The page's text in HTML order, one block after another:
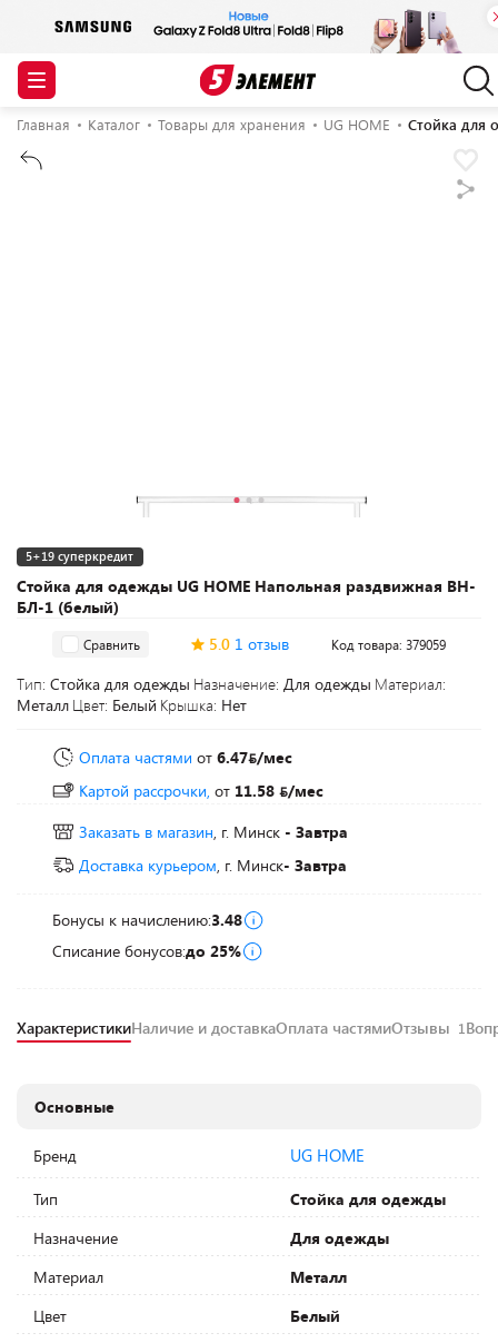
Главная Каталог Товары для хранения UG HOME Стойка для
Стойка для одежды UG HOME Напольная раздвижная ВН-
БЛ-1 (белый)
5+19 суперкредит
Сравнить 5.0 1 отзыв Код товара: 379059
Тип: Стойка для одежды Назначение: Для одежды Материал:
Металл Цвет: Белый Крышка: Нет
Оплата частями от 6.47 /мес
Картой рассрочки, от 11.58
/мес
Заказать в магазин, г. Минск - Завтра
Доставка курьером, г. Минск- Завтра
Бонусы к начислению:3.48
Списание бонусов:до 25%
ХарактеристикиНаличие и доставкаОплата частямиОтзывы 1
Основные
Бренд UG HOME
Тип
Стойка для одежды
Назначение
Для одежды
Материал
Металл
Цвет
Белый